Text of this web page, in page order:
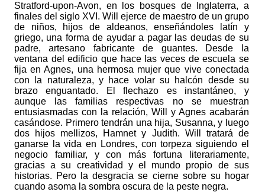
Stratford-upon-Avon, en los bosques de Inglaterra, a
finales del siglo XVI. Will ejerce de maestro de un grupo
de niños, hijos de aldeanos, enseñándoles latín y
griego, una forma de ayudar a pagar las deudas de su
padre, artesano fabricante de guantes. Desde la
ventana del edificio que hace las veces de escuela se
fija en Agnes, una hermosa mujer que vive conectada
con la naturaleza, y hace volar su halcón desde su
brazo enguantado. El flechazo es instantáneo, y
aunque las familias respectivas no se muestran
entusiasmadas con la relación, Will y Agnes acabarán
casándose. Primero tendrán una hija, Susanna, y luego
dos hijos mellizos, Hamnet y Judith. Will tratará de
ganarse la vida en Londres, con torpeza siguiendo el
negocio familiar, y con más fortuna literariamente,
gracias a su creatividad y el mundo propio de sus
historias. Pero la desgracia se cierne sobre su hogar
cuando asoma la sombra oscura de la peste negra.